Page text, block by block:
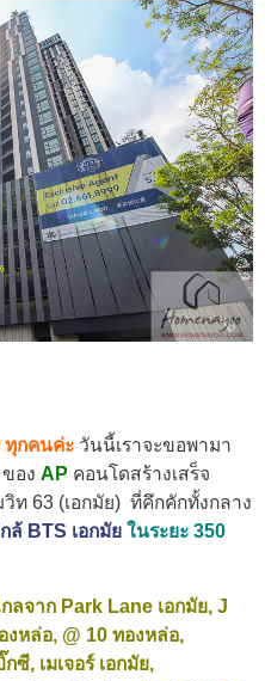
ทุกคนค่ะ วันนี้เราจะขอพามา
ของ AP คอนโดสร้างเสร็จ
ท 63 (เอกมัย) ที่คึกคักทั้งกลาง
ล้ BTS เอกมัย ในระยะ 350
จาก Park Lane เอกมัย, J
หล่อ, @ 10 ทองหล่อ,
ซี, เมเจอร์ เอกมัย,